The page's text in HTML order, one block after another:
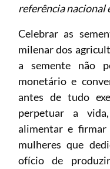
referência nacional
Celebrar as
milenar dos
a semente não
monetário e
antes de tudo
perpetuar a
alimentar e
mulheres que
ofício de